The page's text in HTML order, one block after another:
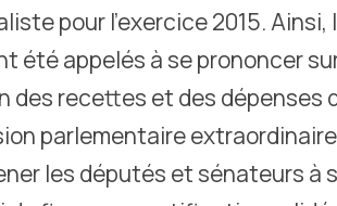
pour l’exercice 2015. Ainsi,
été appelés à se prononcer
des recettes et des dépenses
parlementaire
les députés et sénateurs à